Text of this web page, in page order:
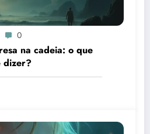
0
na cadeia: o que
dizer?